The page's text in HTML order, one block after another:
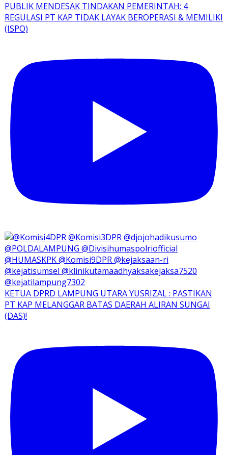
PUBLIK MENDESAK TINDAKAN PEMERINTAH: 4
REGULASI PT KAP TIDAK LAYAK BEROPERASI & MEMILIKI
(ISPO)
KETUA DPRD LAMPUNG UTARA YUSRIZAL : PASTIKAN
PT KAP MELANGGAR BATAS DAERAH ALIRAN SUNGAI
(DAS)!